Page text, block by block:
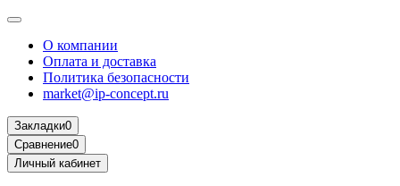
О компании
Оплата и доставка
Политика безопасности
market@ip-concept.ru
Закладки0
Сравнение0
Личный кабинет